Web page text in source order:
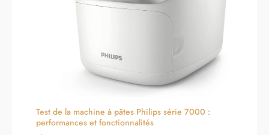
Test de la machine à pâtes Philips série 7000 :
performances et fonctionnalités